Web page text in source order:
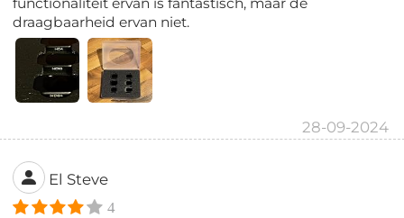
draagbaarheid ervan niet.
28-09-2024
El Steve
4